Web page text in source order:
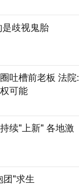
歧视鬼胎
吐槽前老板 法院:
可能
续"上新" 各地激
"求生